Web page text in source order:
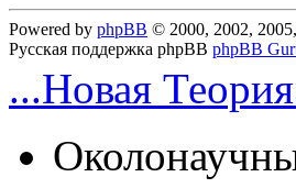
Powered by phpBB © 2000, 2002,
Русская поддержка phpBB phpBB
...Новая